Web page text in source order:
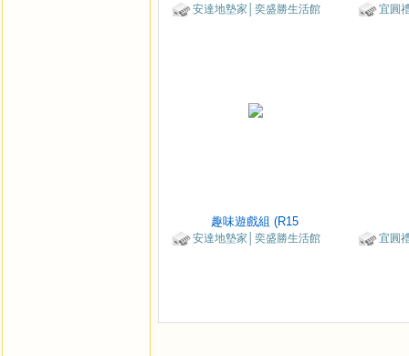
安達地墊家│奕盛勝生活館 宜圓
趣味遊戲組 (R15
安達地墊家│奕盛勝生活館 宜圓